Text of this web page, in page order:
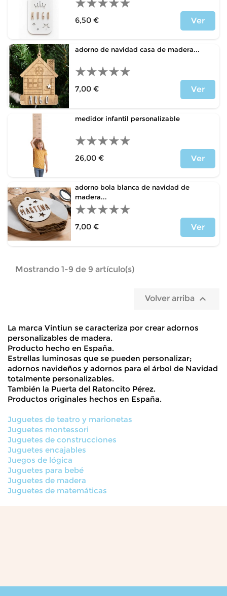
6,50 €
Ver
adorno de navidad casa de madera...
7,00 €
Ver
medidor infantil personalizable
26,00 €
Ver
adorno bola blanca de navidad de
madera...
7,00 €
Ver
Mostrando 1-9 de 9 artículo(s)
Volver arriba 
La marca Vintiun se caracteriza por crear adornos
personalizables de madera.
Producto hecho en España.
Estrellas luminosas que se pueden personalizar;
adornos navideños y adornos para el árbol de Navidad
totalmente personalizables.
También la Puerta del Ratoncito Pérez.
Productos originales hechos en España.
Juguetes de teatro y marionetas
Juguetes montessori
Juguetes de construcciones
Juguetes encajables
Juegos de lógica
Juguetes para bebé
Juguetes de madera
Juguetes de matemáticas